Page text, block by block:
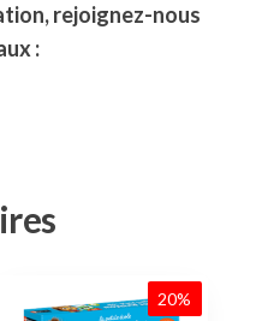
rejoignez-nous
:
20%